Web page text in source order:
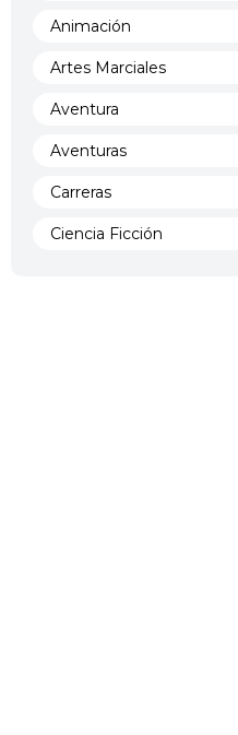
Animación
Artes Marciales
Aventura
Aventuras
Carreras
Ciencia Ficción